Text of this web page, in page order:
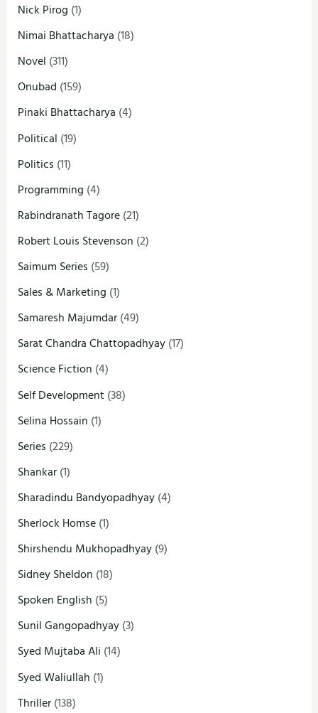
Nick Pirog (1)
Nimai Bhattacharya (18)
Novel (311)
Onubad (159)
Pinaki Bhattacharya (4)
Political (19)
Politics (11)
Programming (4)
Rabindranath Tagore(21)
Robert Louis Stevenson (2)
Saimum Series (59)
Sales & Marketing (1)
Samaresh Majumdar(49)
Sarat Chandra Chattopadhyay(17)
Science Fiction (4)
Self Development(38)
Selina Hossain (1)
Series (229)
Shankar(1)
Sharadindu Bandyopadhyay(4)
Sherlock Homse(1)
Shirshendu Mukhopadhyay(9)
Sidney Sheldon (18)
Spoken English (5)
Sunil Gangopadhyay(3)
Syed Mujtaba Ali (14)
Syed Waliullah (1)
Thriller(138)